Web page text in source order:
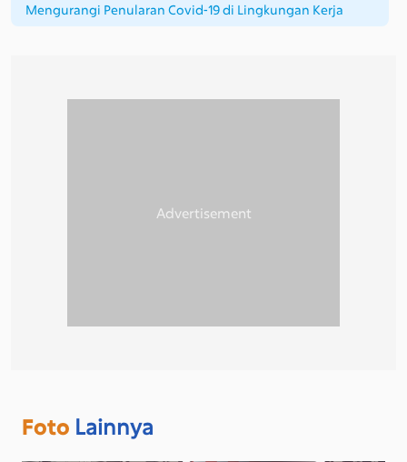
Mengurangi Penularan Covid-19 di Lingkungan Kerja
Foto Lainnya